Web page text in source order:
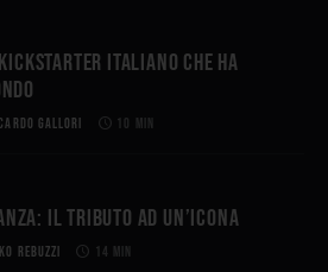
italiano che ha
GALLORI 10 MIN
Il Tributo ad un’Icona
REBUZZI 14 MIN